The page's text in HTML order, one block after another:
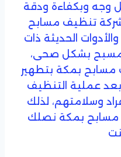
وجه وبكفاءة ودقة
شركة تنظيف مسابح
الحديثة ذات
بشكل صحى،
بمكة بتطهير
عملية التنظيف
وسلامتهم، لذلك
بمكة نصلك